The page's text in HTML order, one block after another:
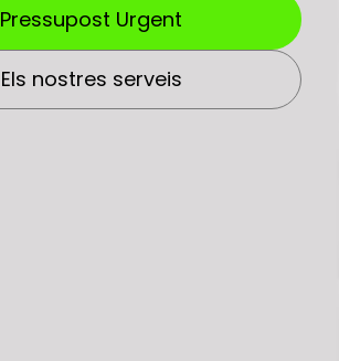
Pressupost Urgent
Els nostres serveis